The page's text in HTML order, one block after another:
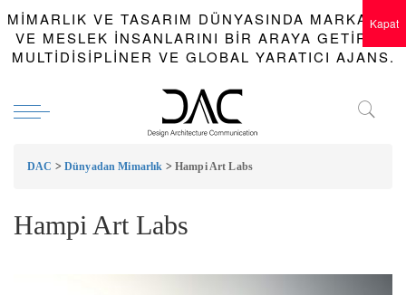
MIMARLIK VE TASARIM DÜNYASINDA MARKALAR
VE MESLEK INSANLARINI BIR ARAYA GETIREN
MULTIDISIPLINER VE GLOBAL YARATICI AJANS.
DAC > Dünyadan Mimarlık > Hampi Art Labs
Hampi Art Labs
Kapat